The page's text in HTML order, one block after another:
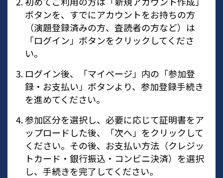
ボタンを、すでにアカウントをお持ちの方
（演題登録済みの方、査読者の方など）は
「ログイン」ボタンをクリックしてくださ
い。
ログイン後、「マイページ」内の「参加登
録・お支払い」ボタンより、参加登録手続き
を進めてください。
参加区分を選択し、必要に応じて証明書をア
ップロードした後、「次へ」をクリックして
ください。その後、お支払い方法（クレジッ
トカード・銀行振込・コンビニ決済）を選択
し、手続きを完了してください。